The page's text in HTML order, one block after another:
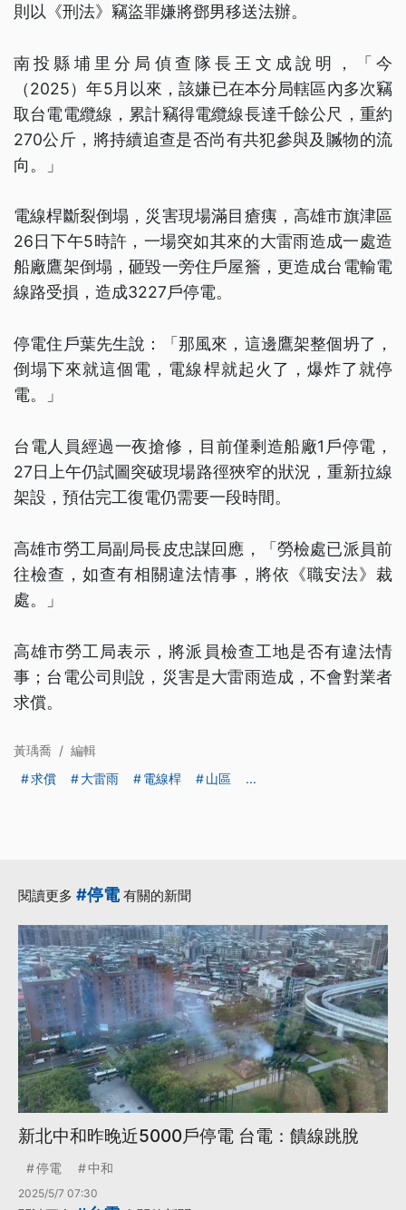
則以《刑法》竊盜罪嫌將鄧男移送法辦。
南投縣埔里分局偵查隊長王文成說明，「今
（2025）年5月以來，該嫌已在本分局轄區內多次竊
取台電電纜線，累計竊得電纜線長達千餘公尺，重約
270公斤，將持續追查是否尚有共犯參與及贓物的流
向。」
電線桿斷裂倒塌，災害現場滿目瘡痍，高雄市旗津區
26日下午5時許，一場突如其來的大雷雨造成一處造
船廠鷹架倒塌，砸毀一旁住戶屋簷，更造成台電輸電
線路受損，造成3227戶停電。
停電住戶葉先生說：「那風來，這邊鷹架整個坍了，
倒塌下來就這個電，電線桿就起火了，爆炸了就停
電。」
台電人員經過一夜搶修，目前僅剩造船廠1戶停電，
27日上午仍試圖突破現場路徑狹窄的狀況，重新拉線
架設，預估完工復電仍需要一段時間。
高雄市勞工局副局長皮忠謀回應，「勞檢處已派員前
往檢查，如查有相關違法情事，將依《職安法》裁
處。」
高雄市勞工局表示，將派員檢查工地是否有違法情
事；台電公司則說，災害是大雷雨造成，不會對業者
求償。
黃瑀喬 / 編輯
求償
大雷雨 電線桿 山區 ...
閱讀更多 #停電有關的新聞
新北中和昨晚近5000戶停電 台電：饋線跳脫
停電 中和
2025/5/7 07:30